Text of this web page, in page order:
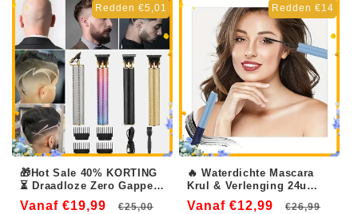
Redden €5,01
🎁Hot Sale 40% KORTING
⏳ Draadloze Zero Gapped
Trimmer Tondeuse
Vanaf €19,99
Normale
€25,00 Aanbiedingsprijs
Redden €14
🔥 Waterdichte Mascara
Krul & Verlenging 24u
Lang Houdbaar💄
Vanaf €12,99
Normale
€26,99